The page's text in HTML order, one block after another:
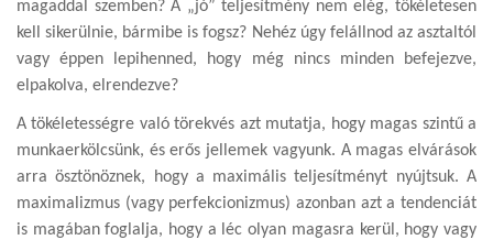
magaddal szemben? A „jó” teljesítmény nem elég, tökéletesen
kell sikerülnie, bármibe is fogsz? Nehéz úgy felállnod az asztaltól
vagy éppen lepihenned, hogy még nincs minden befejezve,
elpakolva, elrendezve?
A tökéletességre való törekvés azt mutatja, hogy magas szintű a
munkaerkölcsünk, és erős jellemek vagyunk. A magas elvárások
arra ösztönöznek, hogy a maximális teljesítményt nyújtsuk. A
maximalizmus (vagy perfekcionizmus) azonban azt a tendenciát
is magában foglalja, hogy a léc olyan magasra kerül, hogy vagy